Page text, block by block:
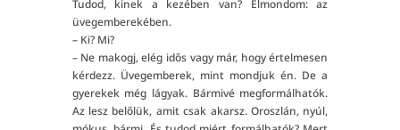
Tudod, kinek a kezében van? Elmondom: az
üvegemberekében.
– Ki? Mi?
– Ne makogj, elég idős vagy már, hogy értelmesen
kérdezz. Üvegemberek, mint mondjuk én. De a
gyerekek még lágyak. Bármivé megformálhatók.
Az lesz belőlük, amit csak akarsz. Oroszlán, nyúl,